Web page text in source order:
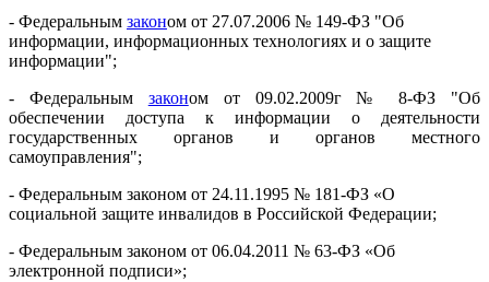
- Федеральным законом от 27.07.2006 № 149-ФЗ "Об
информации, информационных технологиях и о защите
информации";
- Федеральным законом от 09.02.2009г № 8-ФЗ "Об
обеспечении доступа к информации о деятельности
государственных органов и органов местного
самоуправления";
- Федеральным законом от 24.11.1995 № 181-ФЗ «О
социальной защите инвалидов в Российской Федерации;
- Федеральным законом от 06.04.2011 № 63-ФЗ «Об
электронной подписи»;